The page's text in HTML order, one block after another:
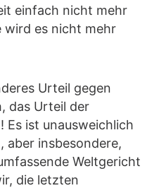
einfach nicht mehr
wird es nicht mehr
Urteil gegen
das Urteil der
Es ist unausweichlich
aber insbesondere,
Weltgericht
die letzten